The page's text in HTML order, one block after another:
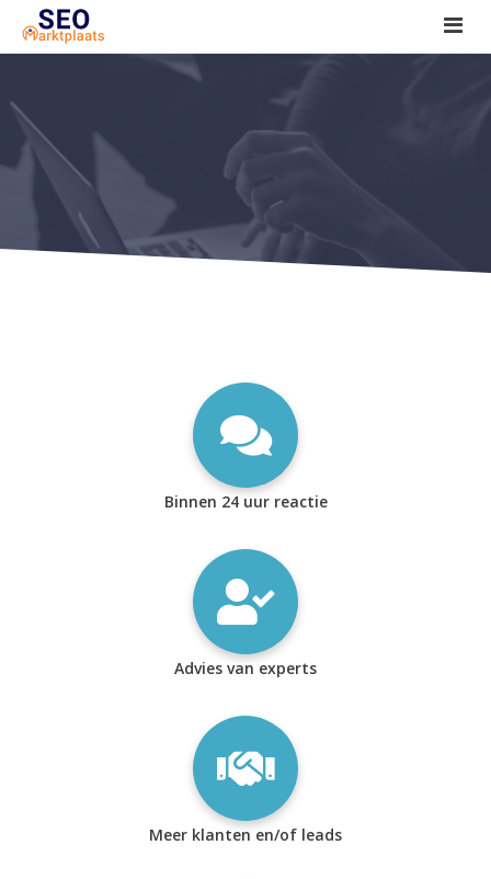
SEO tools reviews
Marketeer bij jou in de buurt?
Offerte
1. Seo voor beginners +
2. Onderzoeken +
Binnen 24 uur reactie
Advies van experts
Meer klanten en/of leads